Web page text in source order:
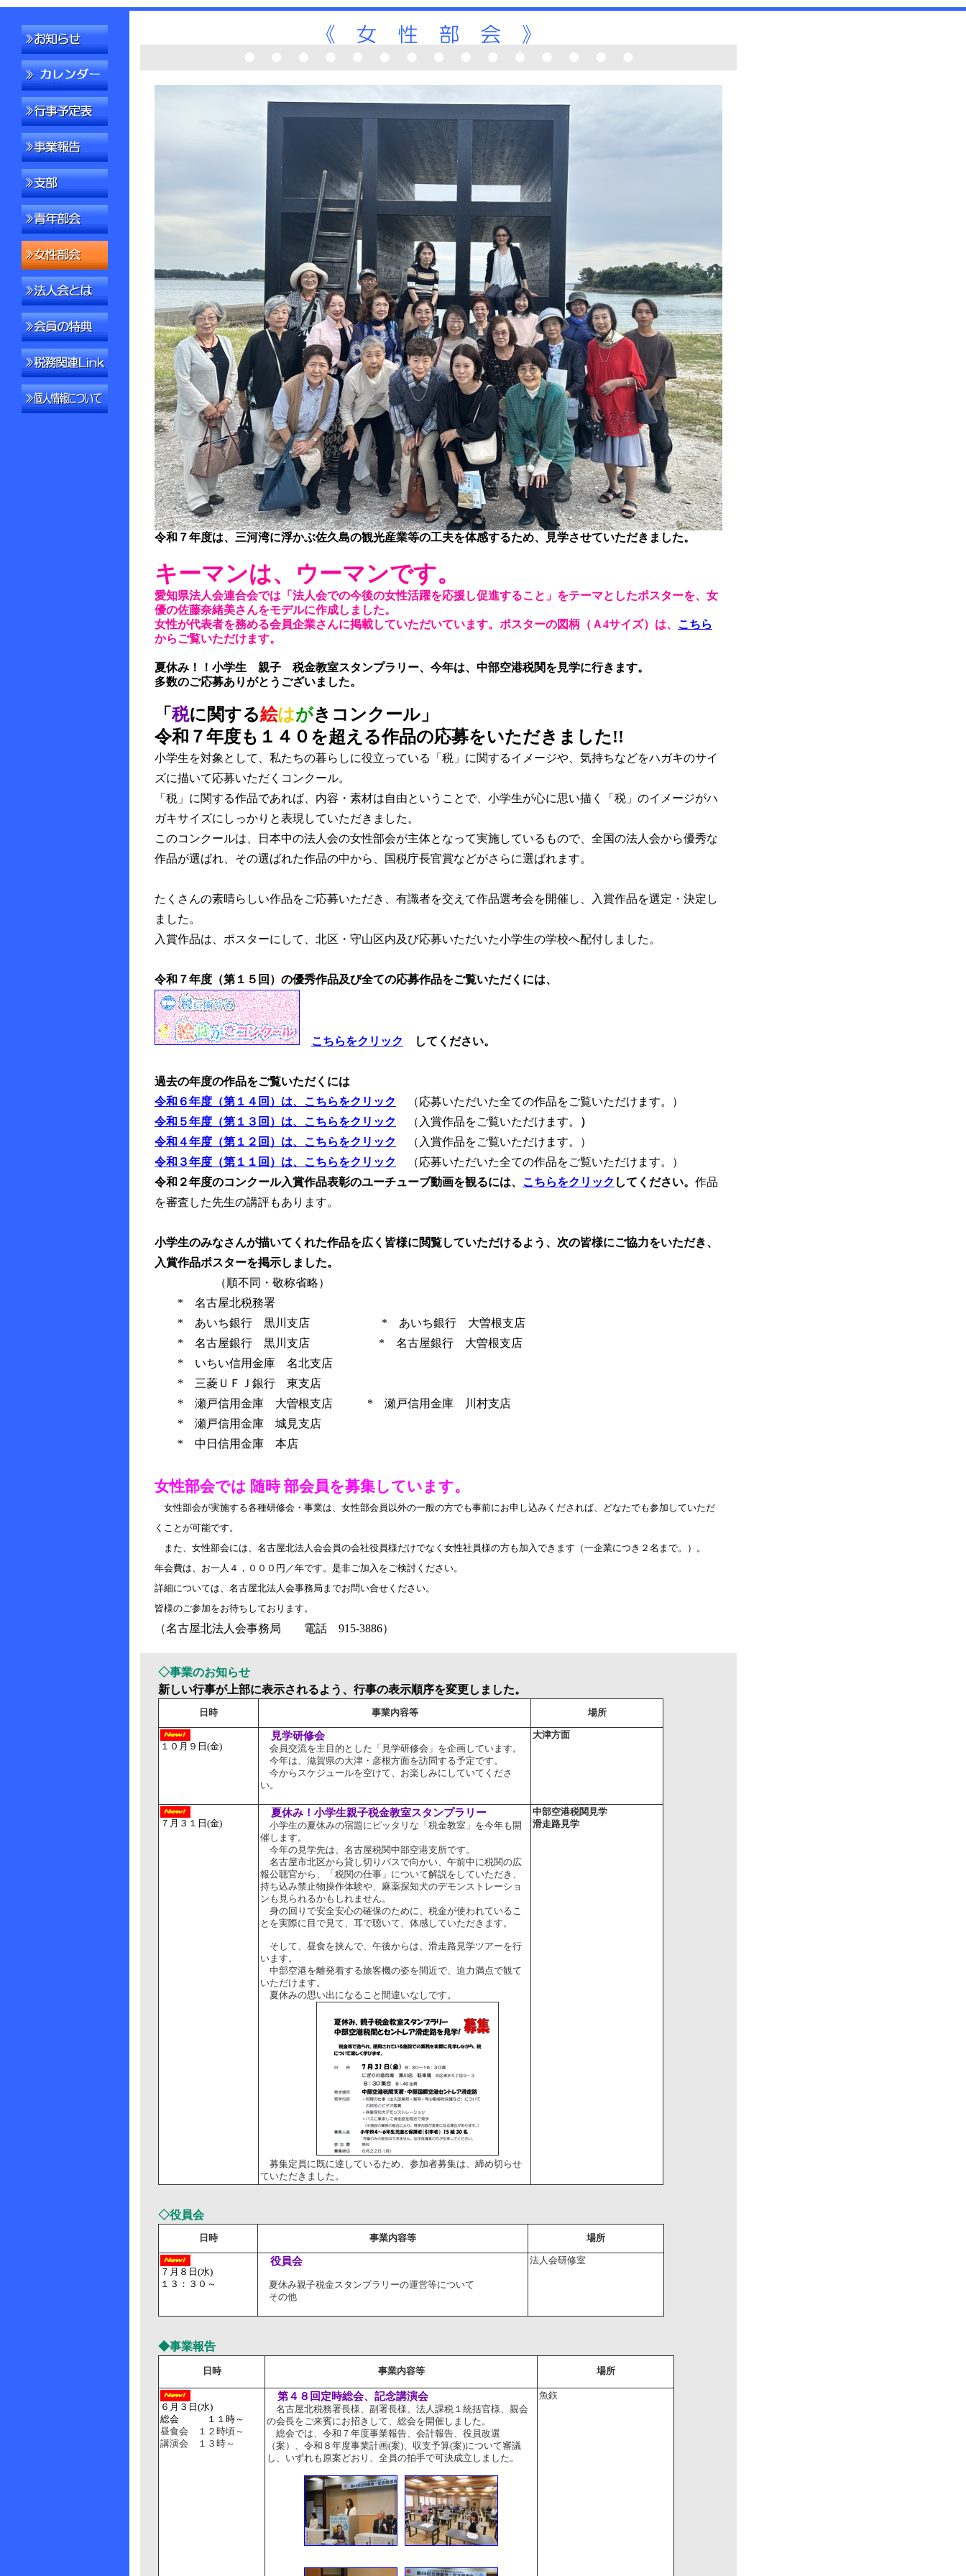
令和７年度は、三河湾に浮かぶ佐久島の観光産業等の工夫を体感するため、見学させていただきました。
キーマンは、ウーマンです。
愛知県法人会連合会では「法人会での今後の女性活躍を応援し促進すること」をテーマとしたポスターを、女
優の佐藤奈緒美さんをモデルに作成しました。
女性が代表者を務める会員企業さんに掲載していただいています。ポスターの図柄（Ａ4サイズ）は、 こちら
からご覧いただけます。
夏休み！！小学生 親子 税金教室スタンプラリー、今年は、中部空港税関を見学に行きます。
多数のご応募ありがとうございました。
「 税に関する絵はがきコンクール」
令和７年度も１４０を超える作品の応募をいただきました!!
小学生を対象として、私たちの暮らしに役立っている「税」に関するイメージや、気持ちなどをハガキのサイ
ズに描いて応募いただくコンクール。
「税」に関する作品であれば、内容・素材は自由ということで、小学生が心に思い描く「税」のイメージがハ
ガキサイズにしっかりと表現していただきました。
このコンクールは、日本中の法人会の女性部会が主体となって実施しているもので、全国の法人会から優秀な
作品が選ばれ、その選ばれた作品の中から、国税庁長官賞などがさらに選ばれます。
たくさんの素晴らしい作品をご応募いただき、有識者を交えて作品選考会を開催し、入賞作品を選定・決定し
ました。
入賞作品は、ポスターにして、北区・守山区内及び応募いただいた小学生の学校へ配付しました。
令和７年度（第１５回）の優秀作品及び全ての応募作品をご覧いただくには、
こちらをクリック してください。
過去の年度の作品をご覧いただくには
令和６年度（第１４回）は、こちらをクリック
（応募いただいた全ての作品をご覧いただけます。）
令和５年度（第１３回）は、 こちらをクリック （入賞作品をご覧いただけます。
）
令和４年度（第１２回）は、こちらをクリック
（入賞作品をご覧いただけます。）
令和３年度（第１１回）は、 こちらをクリック
（応募いただいた全ての作品をご覧いただけます。）
令和２年度のコンクール入賞作品表彰のユーチューブ動画を観るには、 こちらをクリック してください。 作品
を審査した先生の講評もあります。
小学生のみなさんが描いてくれた作品を広く皆様に閲覧していただけるよう、次の皆様にご協力をいただき、
入賞作品ポスターを掲示しました。
（順不同・敬称省略）
* 名古屋北税務署
* あいち銀行 黒川支店 * あいち銀行 大曽根支店
* 名古屋銀行 黒川支店 * 名古屋銀行 大曽根支店
* いちい信用金庫 名北支店
* 三菱ＵＦＪ銀行 東支店
* 瀬戸信用金庫 大曽根支店 * 瀬戸信用金庫 川村支店
* 瀬戸信用金庫 城見支店
* 中日信用金庫 本店
女性部会では 随時 部会員を募集しています。
女性部会が実施する各種研修会・事業は、女性部会員以外の一般の方でも事前にお申し込みくだされば、どなたでも参加していただ
くことが可能です。
また、女性部会には、名古屋北法人会会員の会社役員様だけでなく女性社員様の方も加入できます（一企業につき２名まで。）。
年会費は、お一人４，０００円／年です。是非ご加入をご検討ください。
詳細については、名古屋北法人会事務局までお問い合せください。
皆様のご参加をお待ちしております。
（名古屋北法人会事務局 電話 915-3886）
◇事業のお知らせ
新しい行事が上部に表示されるよう、行事の表示順序を変更しました。
日時 事業内容等 場所
１０月９日(金)
見学研修会
会員交流を主目的とした「見学研修会」を企画しています。
今年は、滋賀県の大津・彦根方面を訪問する予定です。
今からスケジュールを空けて、お楽しみにしていてくださ
い。
大津方面
７月３１日(金)
夏休み！小学生親子税金教室スタンプラリー
小学生の夏休みの宿題にピッタリな「税金教室」を今年も開
催します。
今年の見学先は、名古屋税関中部空港支所です。
名古屋市北区から貸し切りバスで向かい、午前中に税関の広
報公聴官から、「税関の仕事」について解説をしていただき、
持ち込み禁止物操作体験や、麻薬探知犬のデモンストレーショ
ンも見られるかもしれません。
身の回りで安全安心の確保のために、税金が使われているこ
とを実際に目で見て、耳で聴いて、体感していただきます。
そして、昼食を挟んで、午後からは、滑走路見学ツアーを行
います。
中部空港を離発着する旅客機の姿を間近で、迫力満点で観て
いただけます。
夏休みの思い出になること間違いなしです。
募集定員に既に達しているため、参加者募集は、締め切らせ
ていただきました。
中部空港税関見学
滑走路見学
◇役員会
日時 事業内容等 場所
７月８日(水)
１３：３０～
役員会
夏休み親子税金スタンプラリーの運営等について
その他
法人会研修室
◆事業報告
日時 事業内容等 場所
６月３日(水)
総会 １１時～
昼食会 １２時頃～
講演会 １３時～
第４８回定時総会、記念講演会
名古屋北税務署長様、副署長様、法人課税１統括官様、親会
の会長をご来賓にお招きして、総会を開催しました。
総会では、令和７年度事業報告、会計報告、役員改選
（案）、令和８年度事業計画(案)、収支予算(案)について審議
し、いずれも原案どおり、全員の拍手で可決成立しました。
魚鉃